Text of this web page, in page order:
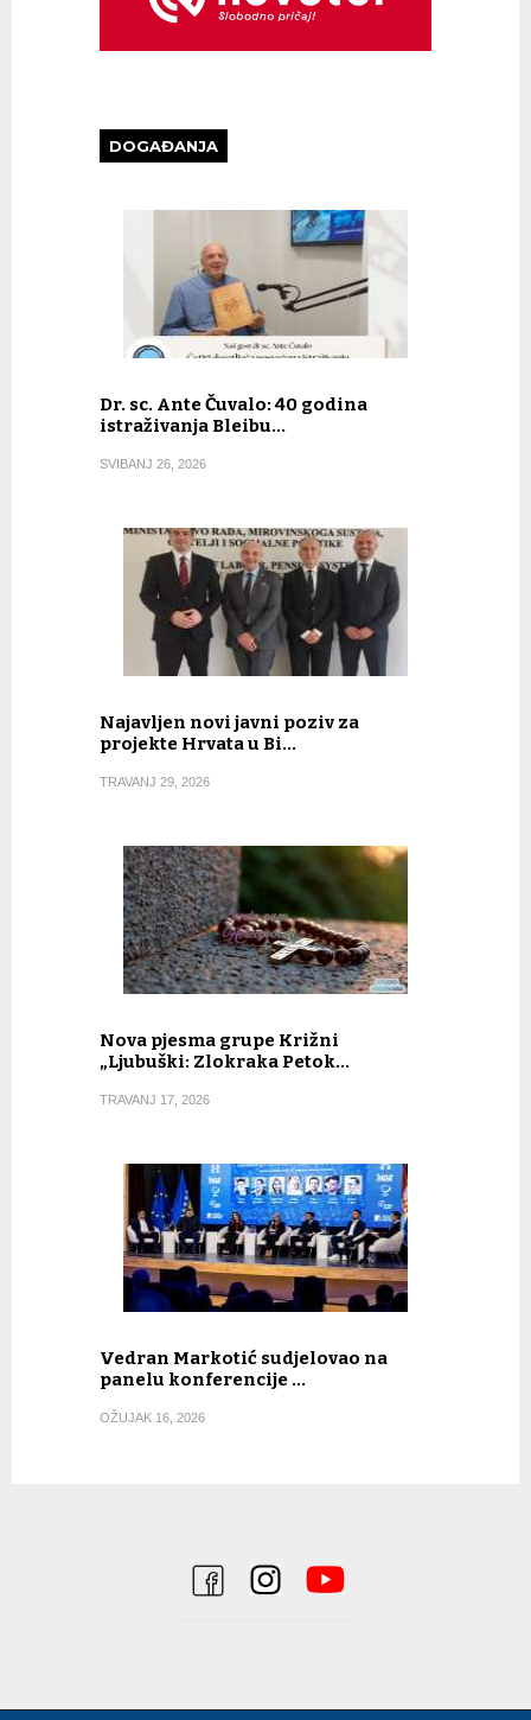
DOGAĐANJA
Dr. sc. Ante Čuvalo: 40 godina
istraživanja Bleibu…
SVIBANJ 26, 2026
Najavljen novi javni poziv za
projekte Hrvata u Bi…
TRAVANJ 29, 2026
Nova pjesma grupe Križni
„Ljubuški: Zlokraka Petok…
TRAVANJ 17, 2026
Vedran Markotić sudjelovao na
panelu konferencije …
OŽUJAK 16, 2026